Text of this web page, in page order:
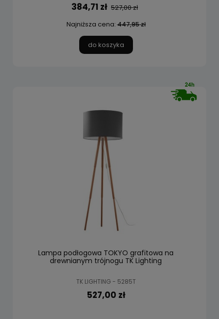
384,71 zł 527,00 zł
Najniższa cena:447,95 zł
do koszyka
Lampa podłogowa TOKYO grafitowa na
drewnianym trójnogu TK Lighting
TK LIGHTING - 5285T
527,00 zł